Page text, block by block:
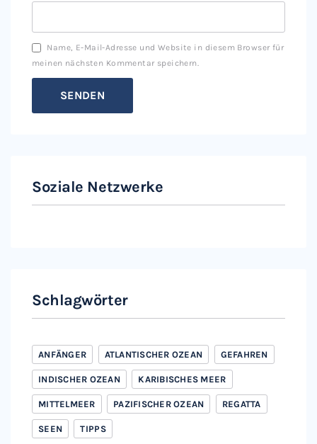
Name, E-Mail-Adresse und Website in diesem Browser für
meinen nächsten Kommentar speichern.
Soziale Netzwerke
Schlagwörter
ANFÄNGER ATLANTISCHER OZEAN GEFAHREN
INDISCHER OZEAN KARIBISCHES MEER
MITTELMEER PAZIFISCHER OZEAN REGATTA
SEEN TIPPS